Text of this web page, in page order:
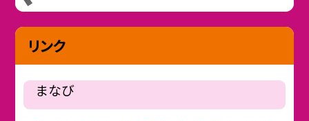
リンク
まなび